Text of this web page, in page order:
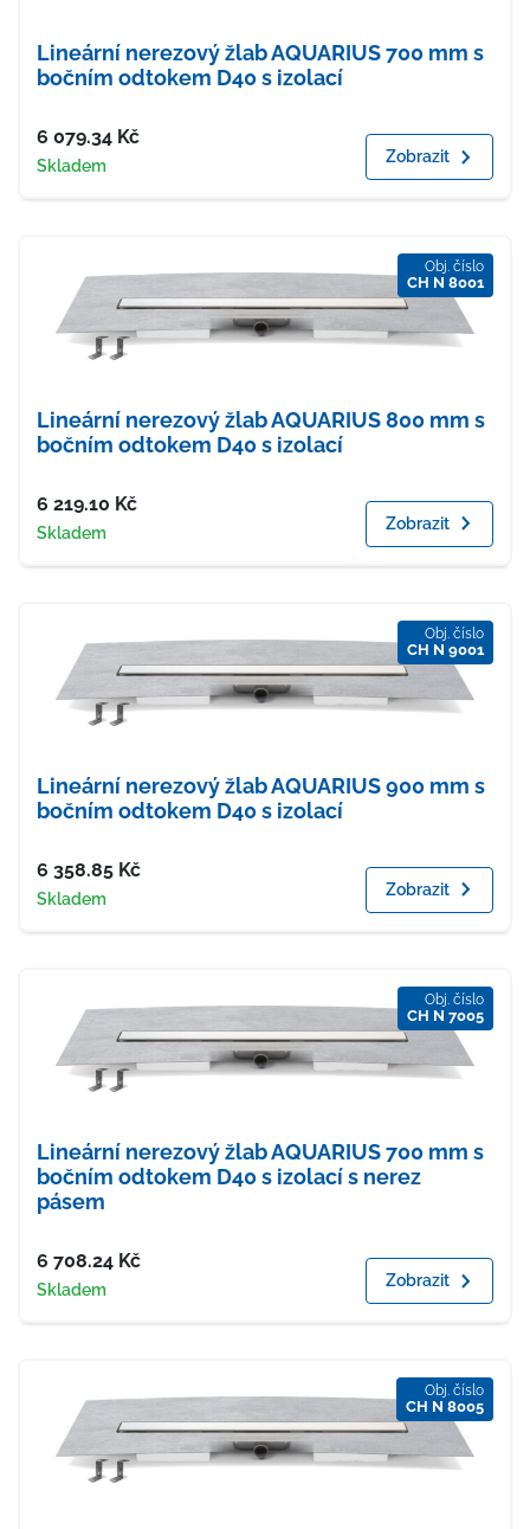
Lineární nerezový žlab AQUARIUS 700 mm s
bočním odtokem D40 s izolací
Cena
6 079.34 Kč
Dostupnost
Skladem Zobrazit
Obj. číslo
CH N 8001
Lineární nerezový žlab AQUARIUS 800 mm s
bočním odtokem D40 s izolací
Cena
6 219.10 Kč
Dostupnost
Skladem Zobrazit
Obj. číslo
CH N 9001
Lineární nerezový žlab AQUARIUS 900 mm s
bočním odtokem D40 s izolací
Cena
6 358.85 Kč
Dostupnost
Skladem Zobrazit
Obj. číslo
CH N 7005
Lineární nerezový žlab AQUARIUS 700 mm s
bočním odtokem D40 s izolací s nerez
pásem
Cena
6 708.24 Kč
Dostupnost
Skladem Zobrazit
Obj. číslo
CH N 8005